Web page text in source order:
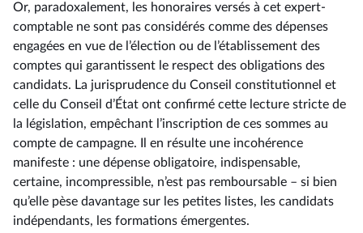
Or, paradoxalement, les honoraires versés à cet expert-
comptable ne sont pas considérés comme des dépenses
engagées en vue de l’élection ou de l’établissement des
comptes qui garantissent le respect des obligations des
candidats. La jurisprudence du Conseil constitutionnel et
celle du Conseil d’État ont confirmé cette lecture stricte de
la législation, empêchant l’inscription de ces sommes au
compte de campagne. Il en résulte une incohérence
manifeste : une dépense obligatoire, indispensable,
certaine, incompressible, n’est pas remboursable –⁠ si bien
qu’elle pèse davantage sur les petites listes, les candidats
indépendants, les formations émergentes.